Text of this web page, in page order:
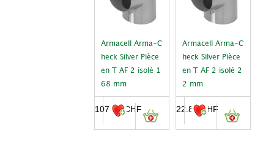
Armacell Arma-C
heck Silver Pièce
en T AF 2 isolé 1
68 mm
107.45CHF
Armacell Arma-C
heck Silver Pièce
en T AF 2 isolé 2
2 mm
22.85CHF